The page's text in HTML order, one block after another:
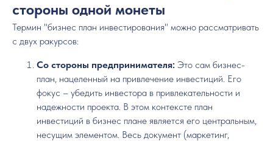
стороны одной монеты
Термин "бизнес план инвестирования" можно рассматривать
с двух ракурсов:
Со стороны предпринимателя: Это сам бизнес-
план, нацеленный на привлечение инвестиций. Его
фокус – убедить инвестора в привлекательности и
надежности проекта. В этом контексте план
инвестиций в бизнес плане является его центральным,
несущим элементом. Весь документ (маркетинг,